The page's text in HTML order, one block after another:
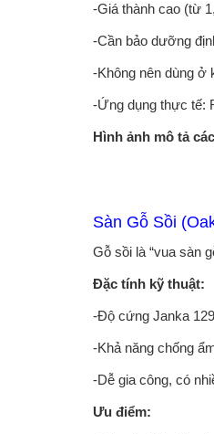
-Giá thành cao (từ
-Cần bảo dưỡng
-Không nên dùng ở
-Ứng dụng thực tế:
Hình ảnh mô tả
Sàn Gỗ Sồi
Gỗ sồi là “vua sàn
Đặc tính kỹ thuật:
-Độ cứng Janka
-Khả năng chống
-Dễ gia công, có
Ưu điểm: